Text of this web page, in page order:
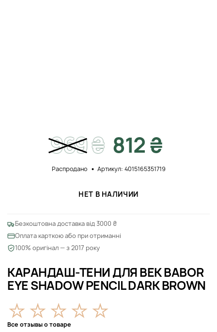
КАРАНДАШ-ТЕНИ ДЛЯ ВЕК BABOR
EYE SHADOW PENCIL DARK BROWN
Все отзывы о товаре
969₴ 812 ₴
Распродано Артикул: 4015165351719
НЕТ В НАЛИЧИИ
Безкоштовна доставка від 3000 ₴
Оплата карткою або при отриманні
100% оригінал — з 2017 року